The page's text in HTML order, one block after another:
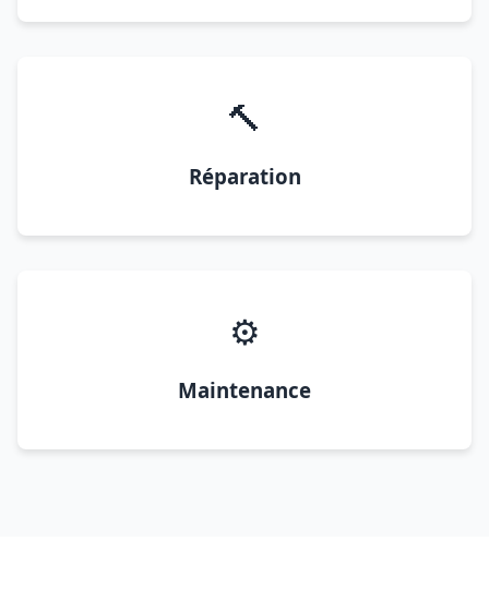
🔨
Réparation
⚙️
Maintenance